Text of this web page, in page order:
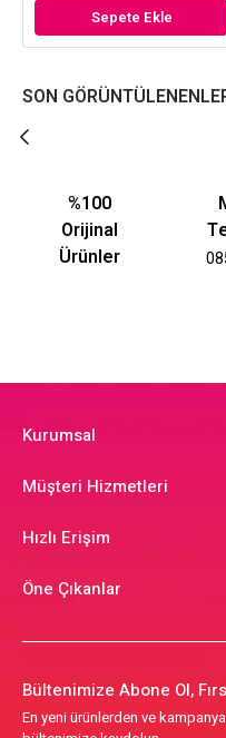
Sepete Ekle
SON
%100
Orijinal
Ürünler
Kurumsal
Müşteri Hizmetleri
Hızlı Erişim
Öne Çıkanlar
Bültenimize Abone Ol,
En yeni ürünlerden ve